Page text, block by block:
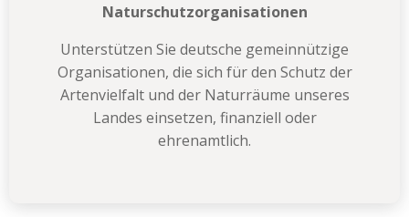
Naturschutzorganisationen
Unterstützen Sie deutsche gemeinnützige
Organisationen, die sich für den Schutz der
Artenvielfalt und der Naturräume unseres
Landes einsetzen, finanziell oder
ehrenamtlich.